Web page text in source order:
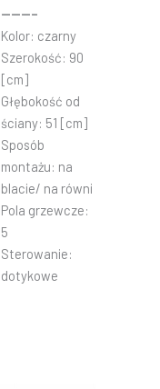
———–
Kolor: czarny
Szerokość: 90
[cm]
Głębokość od
ściany: 51 [cm]
Sposób
montażu: na
blacie/ na równi
Pola grzewcze:
5
Sterowanie:
dotykowe